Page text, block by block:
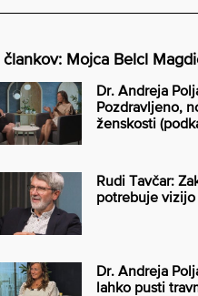
Mojca Belcl
Dr. Andreja
Pozdravljeno,
ženskosti
Rudi Tavčar:
potrebuje vizijo
Dr. Andreja
lahko pusti